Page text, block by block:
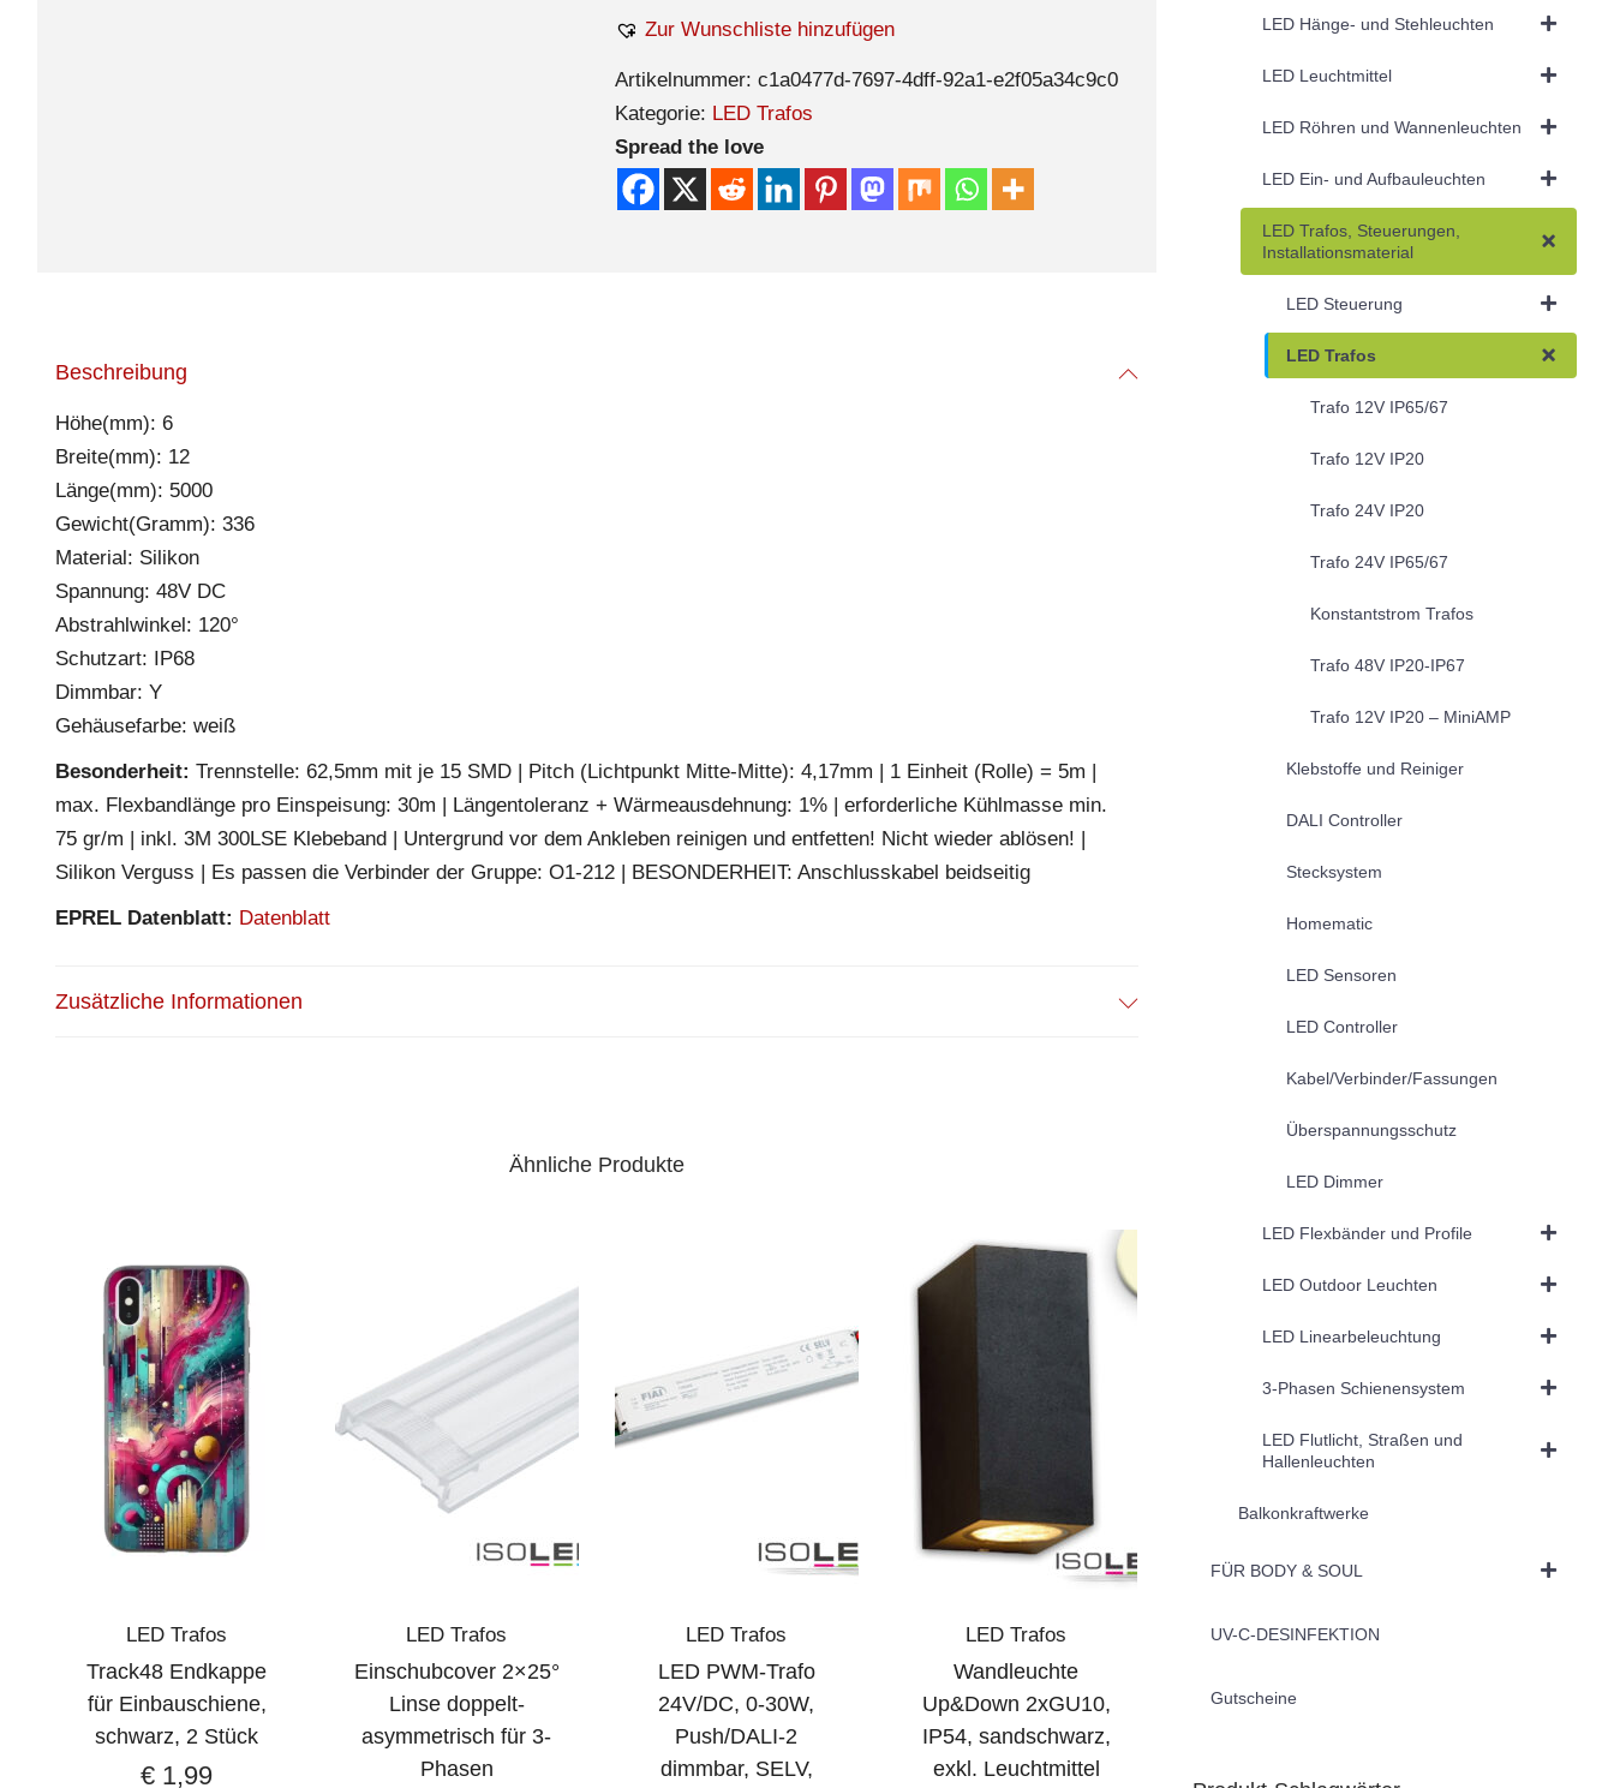
Zur Wunschliste hinzufügen
Artikelnummer: c1a0477d-7697-4dff-92a1-e2f05a34c9c0
Kategorie: LED Trafos
Spread the love
Beschreibung
Höhe(mm): 6
Breite(mm): 12
Länge(mm): 5000
Gewicht(Gramm): 336
Material: Silikon
Spannung: 48V DC
Abstrahlwinkel: 120°
Schutzart: IP68
Dimmbar: Y
Gehäusefarbe: weiß
Besonderheit: Trennstelle: 62,5mm mit je 15 SMD | Pitch (Lichtpunkt Mitte-Mitte): 4,17mm | 1 Einheit (Rolle) = 5m |
max. Flexbandlänge pro Einspeisung: 30m | Längentoleranz + Wärmeausdehnung: 1% | erforderliche Kühlmasse min.
75 gr/m | inkl. 3M 300LSE Klebeband | Untergrund vor dem Ankleben reinigen und entfetten! Nicht wieder ablösen! |
Silikon Verguss | Es passen die Verbinder der Gruppe: O1-212 | BESONDERHEIT: Anschlusskabel beidseitig
EPREL Datenblatt: Datenblatt
Zusätzliche Informationen
Ähnliche Produkte
LED Trafos
Track48 Endkappe
für Einbauschiene,
schwarz, 2 Stück
€ 1,99
LED Trafos
Einschubcover 2×25°
Linse doppelt-
asymmetrisch für 3-
Phasen
LED Trafos
LED PWM-Trafo
24V/DC, 0-30W,
Push/DALI-2
dimmbar, SELV,
LED Trafos
Wandleuchte
Up&Down 2xGU10,
IP54, sandschwarz,
exkl. Leuchtmittel
LED Hänge- und Stehleuchten
LED Leuchtmittel
LED Röhren und Wannenleuchten
LED Ein- und Aufbauleuchten
LED Trafos, Steuerungen,
Installationsmaterial
LED Steuerung
LED Trafos
Trafo 12V IP65/67
Trafo 12V IP20
Trafo 24V IP20
Trafo 24V IP65/67
Konstantstrom Trafos
Trafo 48V IP20-IP67
Trafo 12V IP20 – MiniAMP
Klebstoffe und Reiniger
DALI Controller
Stecksystem
Homematic
LED Sensoren
LED Controller
Kabel/Verbinder/Fassungen
Überspannungsschutz
LED Dimmer
LED Flexbänder und Profile
LED Outdoor Leuchten
LED Linearbeleuchtung
3-Phasen Schienensystem
LED Flutlicht, Straßen und
Hallenleuchten
Balkonkraftwerke
FÜR BODY & SOUL
UV-C-DESINFEKTION
Gutscheine